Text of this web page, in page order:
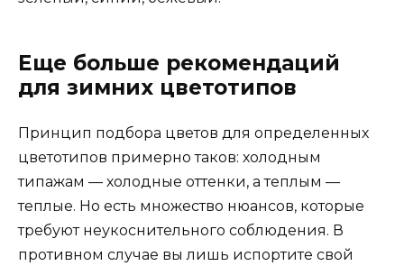
Еще больше рекомендаций
для зимних цветотипов
Принцип подбора цветов для определенных
цветотипов примерно таков: холодным
типажам — холодные оттенки, а теплым —
теплые. Но есть множество нюансов, которые
требуют неукоснительного соблюдения. В
противном случае вы лишь испортите свой